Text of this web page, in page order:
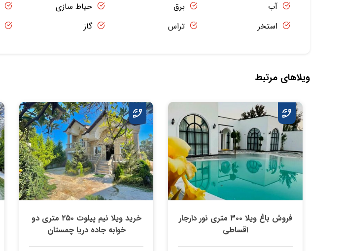
آب
استخر
برق
تراس
حیاط سازی
گاز
ویلاهای مرتبط
فروش باغ ویلا ۳۰۰ متری نور دارجار
اقساطی
خرید ویلا نیم پیلوت ۲۵۰ متری دو
خوابه جاده دریا چمستان